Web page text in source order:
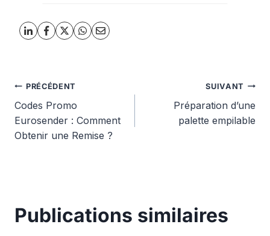
Navigation
de
PRÉCÉDENT
Codes Promo
Eurosender : Comment
Obtenir une Remise ?
SUIVANT
Préparation d’une
palette empilable
Publications similaires